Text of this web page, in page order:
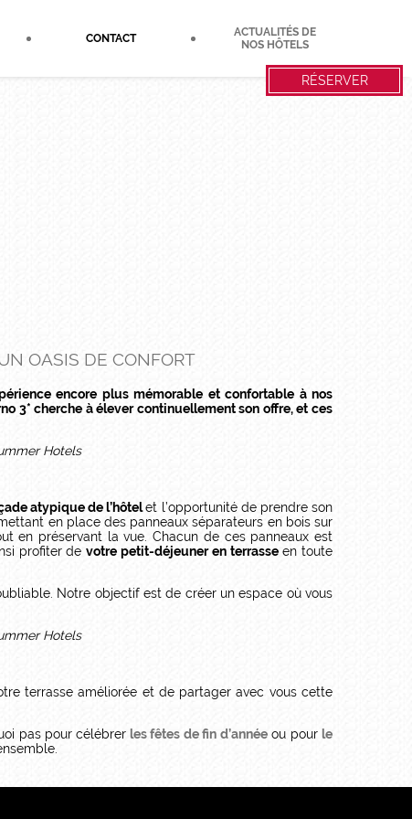
CONTACT
ACTUALITÉS DE
NOS HÔTELS
RÉSERVER
OASIS DE CONFORT
encore plus mémorable et confortable à nos
3* cherche à élever continuellement son offre, et ces
atypique de l’hôtelet l’opportunité de prendre son
en place des panneaux séparateurs en bois sur
en préservant la vue. Chacun de ces panneaux est
profiter devotre petit-déjeuner en terrasseen toute
Notre objectif est de créer un espace où vous
terrasse améliorée et de partager avec vous cette
pas pour célébrer les fêtes de fin d’annéeou pour le